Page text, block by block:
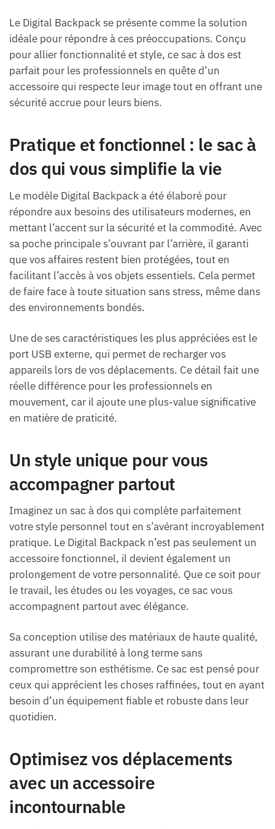
Le Digital Backpack se présente comme la solution
idéale pour répondre à ces préoccupations. Conçu
pour allier fonctionnalité et style, ce sac à dos est
parfait pour les professionnels en quête d’un
accessoire qui respecte leur image tout en offrant une
sécurité accrue pour leurs biens.
Pratique et fonctionnel : le sac à
dos qui vous simplifie la vie
Le modèle Digital Backpack a été élaboré pour
répondre aux besoins des utilisateurs modernes, en
mettant l’accent sur la sécurité et la commodité. Avec
sa poche principale s’ouvrant par l’arrière, il garanti
que vos affaires restent bien protégées, tout en
facilitant l’accès à vos objets essentiels. Cela permet
de faire face à toute situation sans stress, même dans
des environnements bondés.
Une de ses caractéristiques les plus appréciées est le
port USB externe, qui permet de recharger vos
appareils lors de vos déplacements. Ce détail fait une
réelle différence pour les professionnels en
mouvement, car il ajoute une plus-value significative
en matière de praticité.
Un style unique pour vous
accompagner partout
Imaginez un sac à dos qui complète parfaitement
votre style personnel tout en s’avérant incroyablement
pratique. Le Digital Backpack n’est pas seulement un
accessoire fonctionnel, il devient également un
prolongement de votre personnalité. Que ce soit pour
le travail, les études ou les voyages, ce sac vous
accompagnent partout avec élégance.
Sa conception utilise des matériaux de haute qualité,
assurant une durabilité à long terme sans
compromettre son esthétisme. Ce sac est pensé pour
ceux qui apprécient les choses raffinées, tout en ayant
besoin d’un équipement fiable et robuste dans leur
quotidien.
Optimisez vos déplacements
avec un accessoire
incontournable